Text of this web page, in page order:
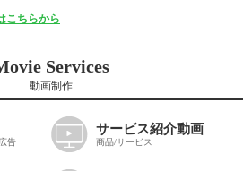
こちらから
Services
動画制作
告
サービス紹介動画
商品/サービス